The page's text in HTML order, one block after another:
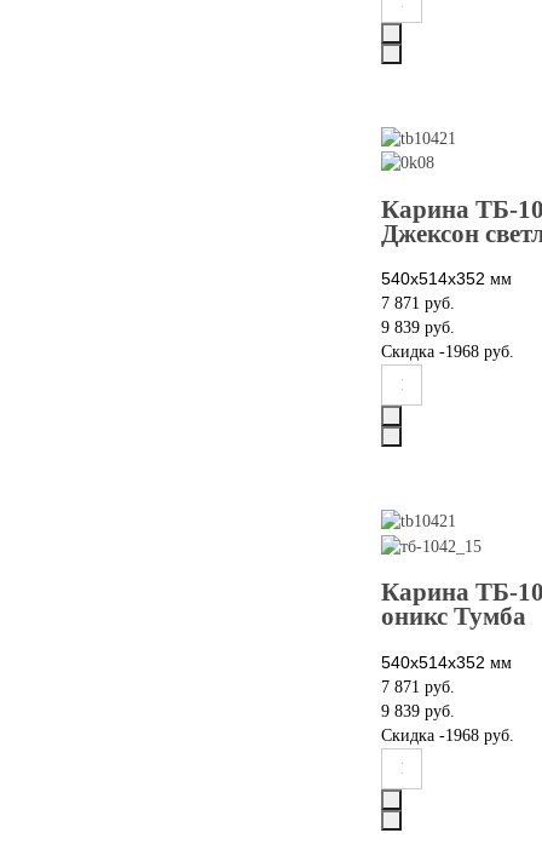
Карина ТБ-
Джексон
540х514х352 мм
7 871 руб.
9 839 руб.
Скидка -1968 руб.
Карина ТБ-
оникс Тумба
540х514х352 мм
7 871 руб.
9 839 руб.
Скидка -1968 руб.